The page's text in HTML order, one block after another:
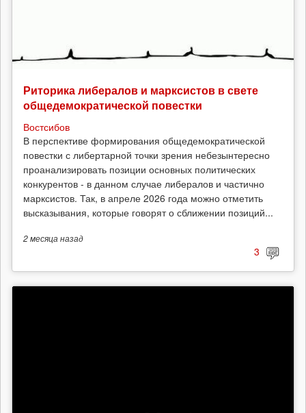
Риторика либералов и марксистов в свете
общедемократической повестки
Востсибов
В перспективе формирования общедемократической
повестки с либертарной точки зрения небезынтересно
проанализировать позиции основных политических
конкурентов - в данном случае либералов и частично
марксистов. Так, в апреле 2026 года можно отметить
высказывания, которые говорят о сближении позиций...
2 месяцаназад
3